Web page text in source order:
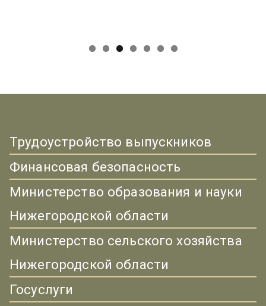
Трудоустройство выпускников
Финансовая безопасность
Министерство образования и науки
Нижегородской области
Министерство сельского хозяйства
Нижегородской области
Госуслуги